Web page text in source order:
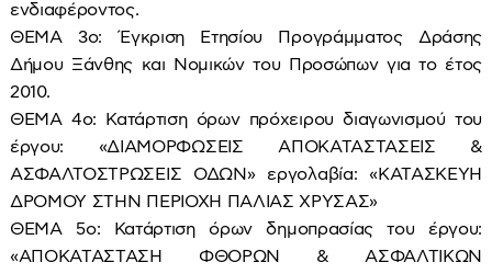
ενδιαφέροντος.
ΘΕΜΑ 3ο: Έγκριση Ετησίου Προγράμματος Δράσης
Δήμου Ξάνθης και Νομικών του Προσώπων για το έτος
2010.
ΘΕΜΑ 4ο: Κατάρτιση όρων πρόχειρου διαγωνισμού του
έργου: «ΔΙΑΜΟΡΦΩΣΕΙΣ ΑΠΟΚΑΤΑΣΤΑΣΕΙΣ &
ΑΣΦΑΛΤΟΣΤΡΩΣΕΙΣ ΟΔΩΝ» εργολαβία: «ΚΑΤΑΣΚΕΥΗ
ΔΡΟΜΟΥ ΣΤΗΝ ΠΕΡΙΟΧΗ ΠΑΛΙΑΣ ΧΡΥΣΑΣ»
ΘΕΜΑ 5ο: Κατάρτιση όρων δημοπρασίας του έργου:
«ΑΠΟΚΑΤΑΣΤΑΣΗ ΦΘΟΡΩΝ & ΑΣΦΑΛΤΙΚΩΝ